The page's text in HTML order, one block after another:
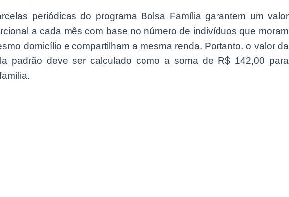
periódicas do programa Bolsa Família garantem um valor
a cada mês com base no número de indivíduos que moram
domicílio e compartilham a mesma renda. Portanto, o valor da
padrão deve ser calculado como a soma de R$ 142,00 para